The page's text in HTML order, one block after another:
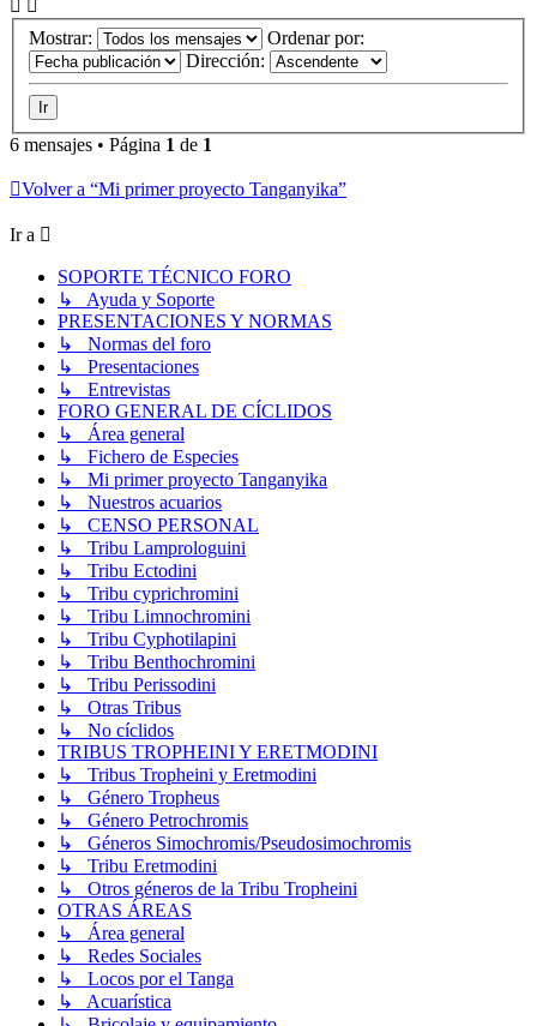
Mostrar:
Ordenar por:
Dirección:
6 mensajes • Página 1 de 1
Volver a “Mi primer proyecto Tanganyika”
Ir a
SOPORTE TÉCNICO FORO
↳ Ayuda y Soporte
PRESENTACIONES Y NORMAS
↳ Normas del foro
↳ Presentaciones
↳ Entrevistas
FORO GENERAL DE CÍCLIDOS
↳ Área general
↳ Fichero de Especies
↳ Mi primer proyecto Tanganyika
↳ Nuestros acuarios
↳ CENSO PERSONAL
↳ Tribu Lamprologuini
↳ Tribu Ectodini
↳ Tribu cyprichromini
↳ Tribu Limnochromini
↳ Tribu Cyphotilapini
↳ Tribu Benthochromini
↳ Tribu Perissodini
↳ Otras Tribus
↳ No cíclidos
TRIBUS TROPHEINI Y ERETMODINI
↳ Tribus Tropheini y Eretmodini
↳ Género Tropheus
↳ Género Petrochromis
↳ Géneros Simochromis/Pseudosimochromis
↳ Tribu Eretmodini
↳ Otros géneros de la Tribu Tropheini
OTRAS ÁREAS
↳ Área general
↳ Redes Sociales
↳ Locos por el Tanga
↳ Acuarística